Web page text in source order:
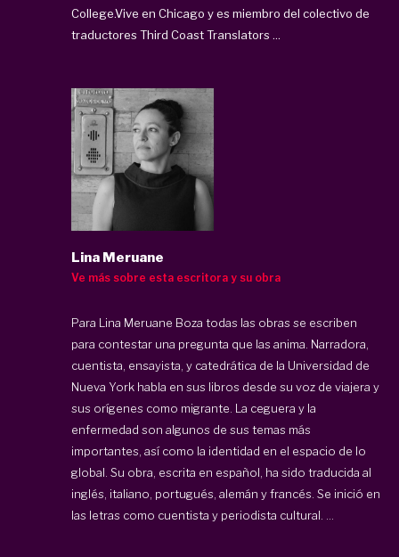
College.Vive en Chicago y es miembro del colectivo de
traductores Third Coast Translators ...
Lina Meruane
Ve más sobre esta escritora y su obra
Para Lina Meruane Boza todas las obras se escriben
para contestar una pregunta que las anima. Narradora,
cuentista, ensayista, y catedrática de la Universidad de
Nueva York habla en sus libros desde su voz de viajera y
sus orígenes como migrante. La ceguera y la
enfermedad son algunos de sus temas más
importantes, así como la identidad en el espacio de lo
global. Su obra, escrita en español, ha sido traducida al
inglés, italiano, portugués, alemán y francés. Se inició en
las letras como cuentista y periodista cultural. ...